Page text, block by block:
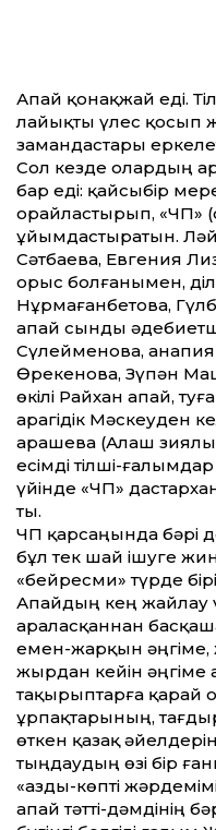
Апай қонақжай еді.
лайықты үлес қосып
замандастары
Сол кез­де олардың
бар еді: қайсыбір
орайластырып, «ЧП»
ұйымдастыратын.
Сәтбаева, Евгения
орыс болғанымен,
Нұрмағанбетова,
апай сынды
Сүлейменова,
Өрекенова, Зүпән
өкілі Райхан апай,
арагідік Мәскеуден
Қарашева (Алаш
есімді тілші-
үйінде «ЧП»
ты.
ЧП қарсаңында бәрі
бұл тек шай ішуге
«бейресми» түрде
Апайдың кең жайлау
араласқаннан
емен-жарқын әңгіме,
жырдан кейін әңгіме
тақырыптарға қарай
ұрпақтарының,
өткен қазақ
тыңдаудың өзі бір
«азды-көпті
апай тәт­ті-дәмдінің